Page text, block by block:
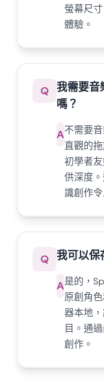
螢幕尺
體驗。
Q 我需要音
嗎？
A不需要
直觀的
初學者
供深度
識創作
Q 我可以保
A是的，
原創角
器本地
目。通
創作。